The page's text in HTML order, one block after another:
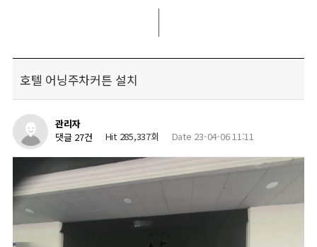
호텔 어닝주차커튼 설치
관리자
댓글 27건
Hit 285,337회 Date 23-04-06 11:11